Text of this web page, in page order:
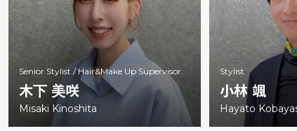
Senior Stylist /Hair&Make Up Supervisor
木下 美咲
Misaki Kinoshita
Stylist
小林 颯
Hayato